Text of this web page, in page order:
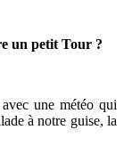
un petit Tour ?
une météo qui
à notre guise, la